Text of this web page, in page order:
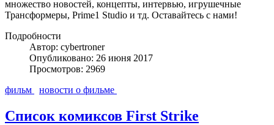
множество новостей, концепты, интервью, игрушечные
Трансформеры, Prime1 Studio и тд. Оставайтесь с нами!
Подробности
Автор: cybertroner
Опубликовано: 26 июня 2017
Просмотров: 2969
фильм
новости о фильме
Список комиксов First Strike